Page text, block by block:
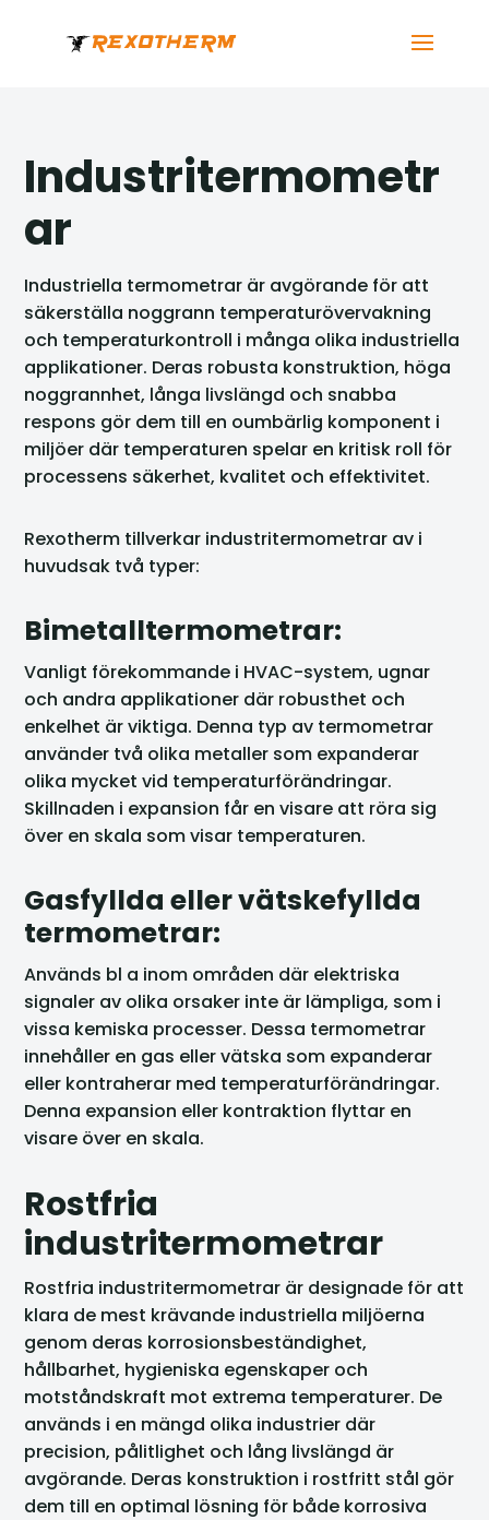
Industritermometr
ar
Industriella termometrar är avgörande för att
säkerställa noggrann temperaturövervakning
och temperaturkontroll i många olika industriella
applikationer. Deras robusta konstruktion, höga
noggrannhet, långa livslängd och snabba
respons gör dem till en oumbärlig komponent i
miljöer där temperaturen spelar en kritisk roll för
processens säkerhet, kvalitet och effektivitet.
Rexotherm tillverkar industritermometrar av i
huvudsak två typer:
Bimetalltermometrar:
Vanligt förekommande i HVAC-system, ugnar
och andra applikationer där robusthet och
enkelhet är viktiga. Denna typ av termometrar
använder två olika metaller som expanderar
olika mycket vid temperaturförändringar.
Skillnaden i expansion får en visare att röra sig
över en skala som visar temperaturen.
Gasfyllda eller vätskefyllda
termometrar:
Används bl a inom områden där elektriska
signaler av olika orsaker inte är lämpliga, som i
vissa kemiska processer. Dessa termometrar
innehåller en gas eller vätska som expanderar
eller kontraherar med temperaturförändringar.
Denna expansion eller kontraktion flyttar en
visare över en skala.
Rostfria
industritermometrar
Rostfria industritermometrar är designade för att
klara de mest krävande industriella miljöerna
genom deras korrosionsbeständighet,
hållbarhet, hygieniska egenskaper och
motståndskraft mot extrema temperaturer. De
används i en mängd olika industrier där
precision, pålitlighet och lång livslängd är
avgörande. Deras konstruktion i rostfritt stål gör
dem till en optimal lösning för både korrosiva